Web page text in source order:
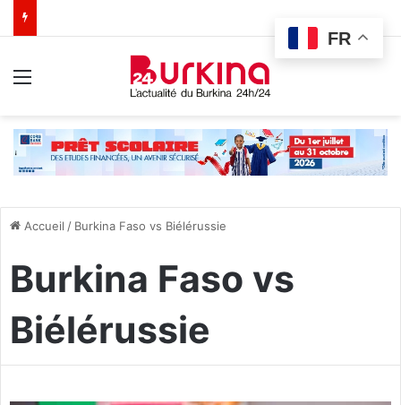
Accueil / Burkina Faso vs Biélérussie
Burkina Faso vs
Biélérussie
FR